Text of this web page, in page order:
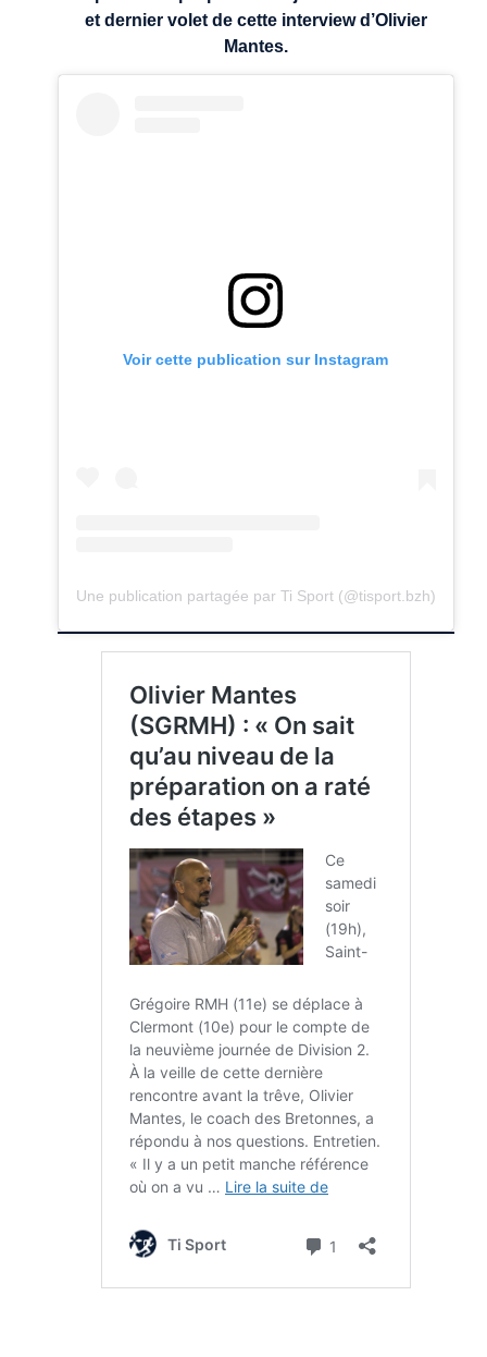
et dernier volet de cette interview d’Olivier
Mantes.
Voir cette publication sur Instagram
Une publication partagée par Ti Sport (@tisport.bzh)